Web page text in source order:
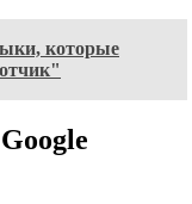
которые